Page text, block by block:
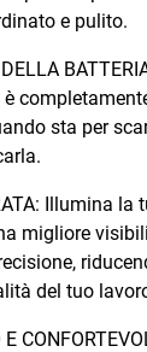
e pulito.
sta per
Illumina la
migliore
del tuo
E